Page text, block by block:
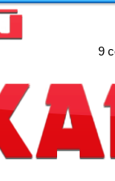
9